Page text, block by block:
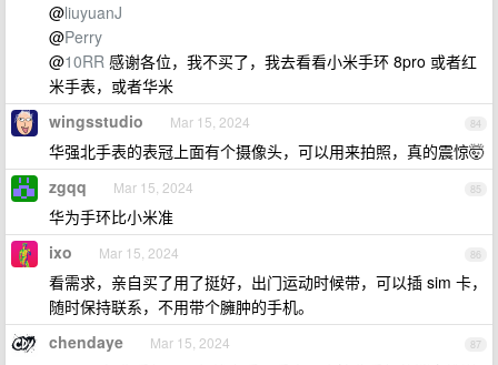
@liuyuanJ
@Perry
@10RR 感谢各位，我不买了，我去看看小米手环 8pro 或者红
米手表，或者华米
84
wingsstudio Mar 15, 2024
华强北手表的表冠上面有个摄像头，可以用来拍照，真的震惊🤯
85
zgqq Mar 15, 2024
华为手环比小米准
86
ixo Mar 15, 2024
看需求，亲自买了用了挺好，出门运动时候带，可以插 sim 卡，
随时保持联系，不用带个臃肿的手机。
87
chendaye Mar 15, 2024